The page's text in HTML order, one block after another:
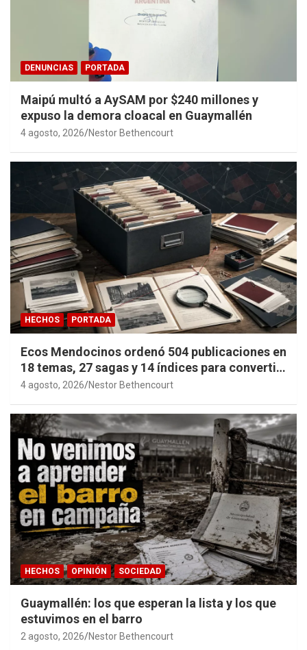
DENUNCIAS PORTADA
Maipú multó a AySAM por $240 millones y
expuso la demora cloacal en Guaymallén
4 agosto, 2026 Nestor Bethencourt
HECHOS PORTADA
Ecos Mendocinos ordenó 504 publicaciones en
18 temas, 27 sagas y 14 índices para convertir
años de investigación en memoria pública
4 agosto, 2026 Nestor Bethencourt
HECHOS OPINIÓN SOCIEDAD
Guaymallén: los que esperan la lista y los que
estuvimos en el barro
2 agosto, 2026 Nestor Bethencourt